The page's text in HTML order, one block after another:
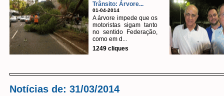
Trânsito: Árvore...
01-04-2014
A árvore impede que os
motoristas sigam tanto
no sentido Federação,
como em d...
1249 cliques
Notícias de: 31/03/2014